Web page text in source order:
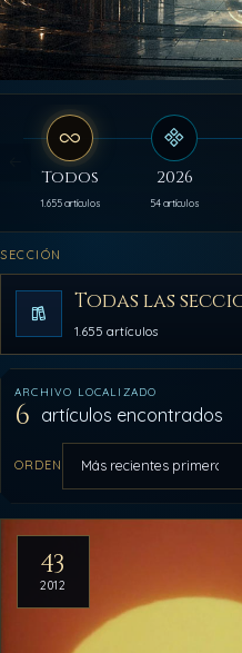
Todos
1.655 artículos
2026
54 artículos
SECCIÓN
Todas las
1.655 artículos
ARCHIVO LOCALIZADO
6 artículos encontrados
ORDEN
Artículos
43
2012